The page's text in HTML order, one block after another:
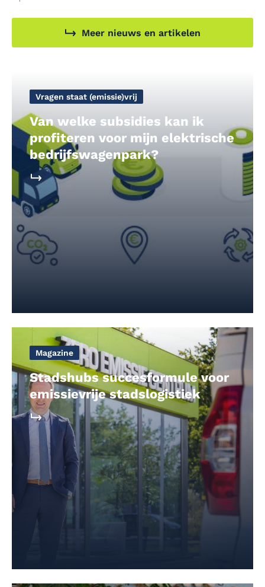
Meer nieuws en artikelen
Vragen staat (emissie)vrij
Van welke subsidies kan ik
profiteren voor mijn elektrische
bedrijfswagenpark?
Magazine
Stadshubs succesformule voor
emissievrije stadslogistiek